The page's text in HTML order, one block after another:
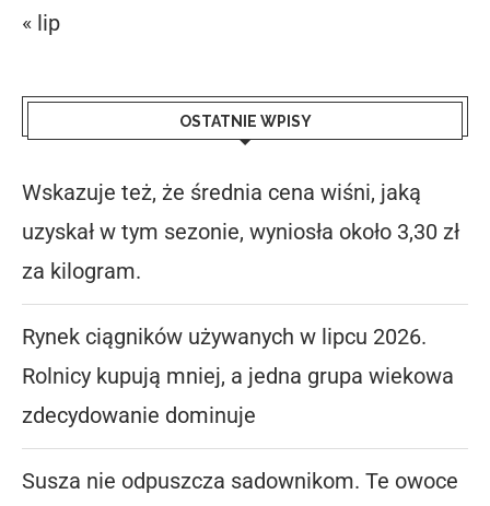
« lip
OSTATNIE WPISY
Wskazuje też, że średnia cena wiśni, jaką
uzyskał w tym sezonie, wyniosła około 3,30 zł
za kilogram.
Rynek ciągników używanych w lipcu 2026.
Rolnicy kupują mniej, a jedna grupa wiekowa
zdecydowanie dominuje
Susza nie odpuszcza sadownikom. Te owoce